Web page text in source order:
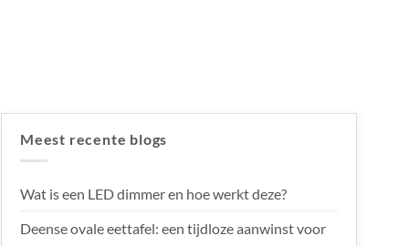
Meest recente blogs
Wat is een LED dimmer en hoe werkt deze?
Deense ovale eettafel: een tijdloze aanwinst voor